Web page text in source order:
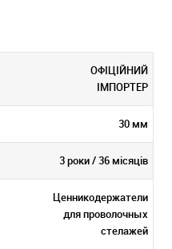
ОФІЦІЙНИЙ
ІМПОРТЕР
30 мм
3 роки / 36 місяців
Ценникодержатели
для проволочных
стелажей